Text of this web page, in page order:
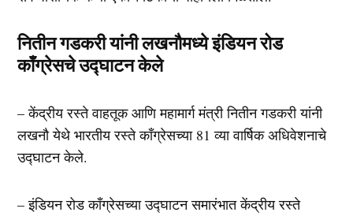
नितीन गडकरी यांनी लखनौमध्ये इंडियन रोड
काँग्रेसचे उद्घाटन केले
– केंद्रीय रस्ते वाहतूक आणि महामार्ग मंत्री नितीन गडकरी यांनी
लखनौ येथे भारतीय रस्ते काँग्रेसच्या 81 व्या वार्षिक अधिवेशनाचे
उद्घाटन केले.
– इंडियन रोड काँग्रेसच्या उद्घाटन समारंभात केंद्रीय रस्ते